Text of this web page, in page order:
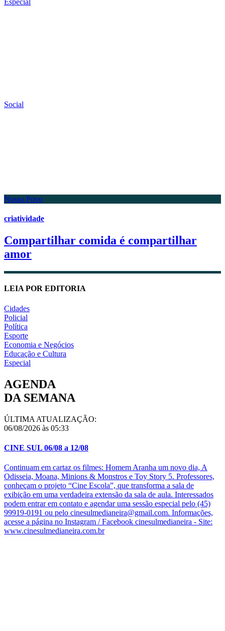
Social
Nosso Povo
criatividade
Compartilhar comida é compartilhar
amor
LEIA POR EDITORIA
Cidades
Policial
Política
Esporte
Economia e Negócios
Educação e Cultura
Especial
AGENDA
DA SEMANA
ÚLTIMA ATUALIZAÇÃO:
06/08/2026 às 05:33
CINE SUL 06/08 a 12/08
Continuam em cartaz os filmes: Homem Aranha um novo dia, A
Odisseia, Moana, Minions & Monstros e Toy Story 5. Professores,
conheçam o projeto “Cine Escola”, que transforma a sala de
exibição em uma verdadeira extensão da sala de aula. Interessados
podem entrar em contato e agendar uma sessão especial pelo (45)
99919-0191 ou pelo cinesulmedianeira@gmail.com. Informações,
acesse a página no Instagram / Facebook cinesulmedianeira - Site:
www.cinesulmedianeira.com.br